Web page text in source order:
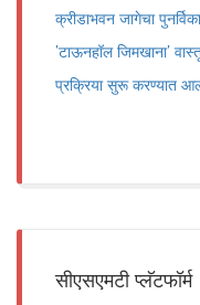
क्रीडाभवन जागेचा
’टाऊनहॉल जिमखाना’
प्रक्रिया सुरू करण्यात
सीएसएमटी